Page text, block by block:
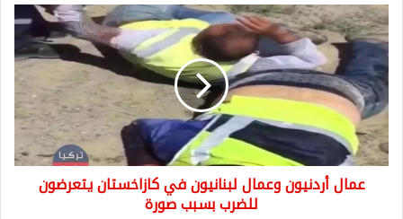
عمال
أردنيون
وعمال
لبنانيون
في
كازاخستان
يتعرضون
للضرب
بسبب
صورةعمال أردنيون وعمال لبنانيون في كازاخستان يتعرضون
للضرب بسبب صورة